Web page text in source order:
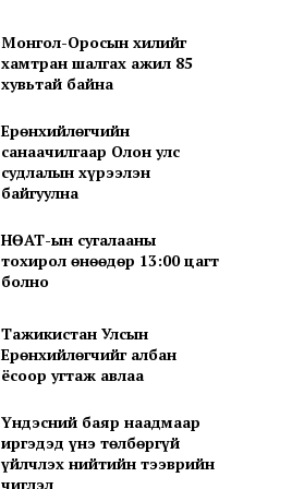
Монгол-Оросын хилийг
хамтран шалгах ажил 85
хувьтай байна
Ерөнхийлөгчийн
санаачилгаар Олон улс
судлалын хүрээлэн
байгуулна
НӨАТ-ын сугалааны
тохирол өнөөдөр 13:00 цагт
болно
Тажикистан Улсын
Ерөнхийлөгчийг албан
ёсоор угтаж авлаа
Үндэсний баяр наадмаар
иргэдэд үнэ төлбөргүй
үйлчлэх нийтийн тээврийн
чиглэл